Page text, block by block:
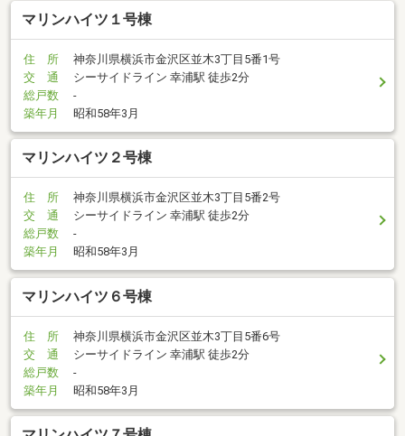
マリンハイツ１号棟
住 所
神奈川県横浜市金沢区並木3丁目5番1号
交 通
シーサイドライン 幸浦駅 徒歩2分
総戸数
-
築年月
昭和58年3月
マリンハイツ２号棟
住 所
神奈川県横浜市金沢区並木3丁目5番2号
交 通
シーサイドライン 幸浦駅 徒歩2分
総戸数
-
築年月
昭和58年3月
マリンハイツ６号棟
住 所
神奈川県横浜市金沢区並木3丁目5番6号
交 通
シーサイドライン 幸浦駅 徒歩2分
総戸数
-
築年月
昭和58年3月